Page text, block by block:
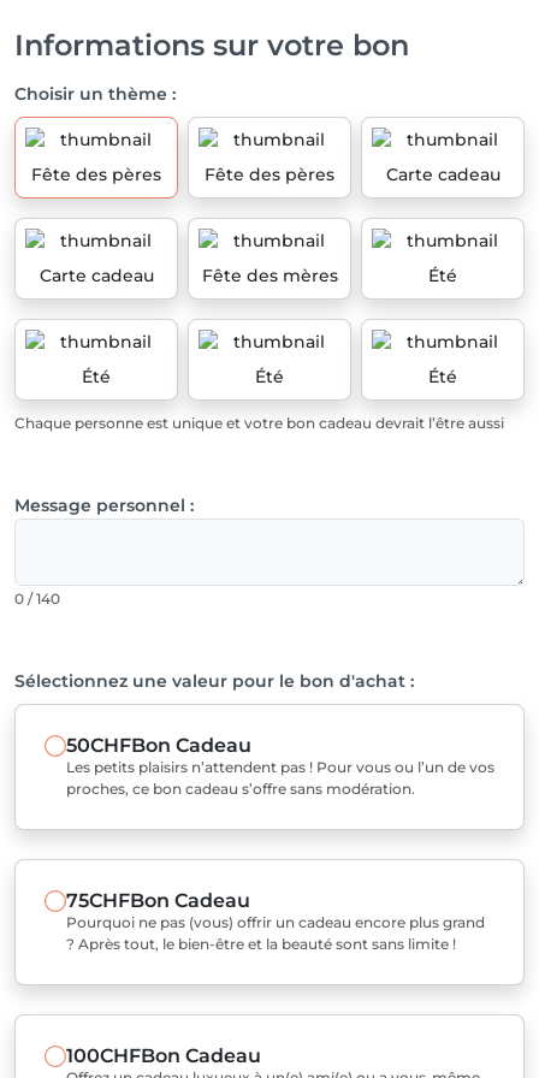
Informations sur votre bon
Choisir un thème :
Fête des pères Fête des pères Carte cadeau
Carte cadeau Fête des mères Été
Été Été Été
Chaque personne est unique et votre bon cadeau devrait l’être aussi
Message personnel :
0 / 140
Sélectionnez une valeur pour le bon d'achat :
50CHFBon Cadeau
Les petits plaisirs n’attendent pas ! Pour vous ou l’un de vos
proches, ce bon cadeau s’offre sans modération.
75CHFBon Cadeau
Pourquoi ne pas (vous) offrir un cadeau encore plus grand
? Après tout, le bien-être et la beauté sont sans limite !
100CHFBon Cadeau